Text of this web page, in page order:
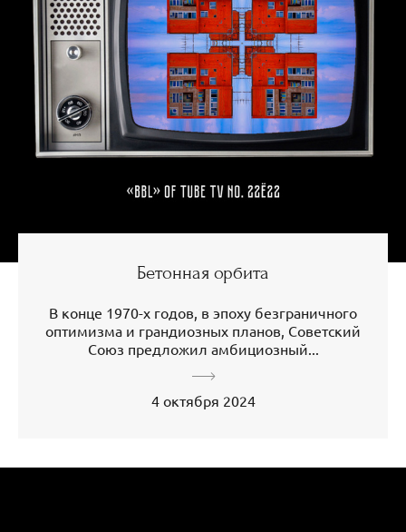
Бетонная орбита
В конце 1970-х годов, в эпоху безграничного
оптимизма и грандиозных планов, Советский
Союз предложил амбициозный...
4 октября 2024